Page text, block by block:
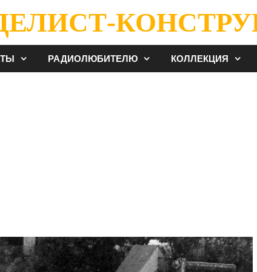
РАДИОЛЮБИТЕЛЮ КОЛЛЕКЦИЯ